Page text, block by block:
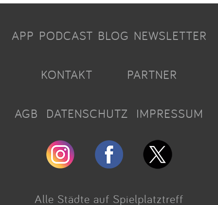
APP PODCAST BLOG NEWSLETTER
KONTAKT PARTNER
AGB DATENSCHUTZ IMPRESSUM
Alle Städte auf Spielplatztreff